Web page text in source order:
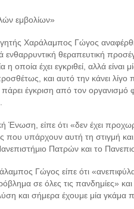
εμβολίων»
Χαράλαμπος Γώγος
ενθαρρυντική θεραπευτική
η οποία έχει εγκριθεί, αλλά
και αυτό την κάνει λίγο
πάρει έγκριση από τον
είπε ότι «δεν έχει
που υπάρχουν αυτή τη στιγμή
Πατρών και το
Γώγος είπε ότι
σε όλες τις πανδημίες»
και σήμερα έχουμε μία γκάμα